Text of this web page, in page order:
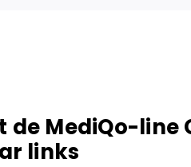
de MediQo-line
links